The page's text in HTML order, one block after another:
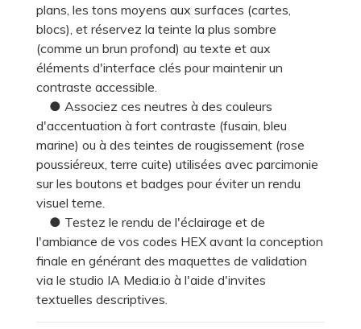
plans, les tons moyens aux surfaces (cartes,
blocs), et réservez la teinte la plus sombre
(comme un brun profond) au texte et aux
éléments d'interface clés pour maintenir un
contraste accessible.
● Associez ces neutres à des couleurs
d'accentuation à fort contraste (fusain, bleu
marine) ou à des teintes de rougissement (rose
poussiéreux, terre cuite) utilisées avec parcimonie
sur les boutons et badges pour éviter un rendu
visuel terne.
● Testez le rendu de l'éclairage et de
l'ambiance de vos codes HEX avant la conception
finale en générant des maquettes de validation
via le studio IA Media.io à l'aide d'invites
textuelles descriptives.